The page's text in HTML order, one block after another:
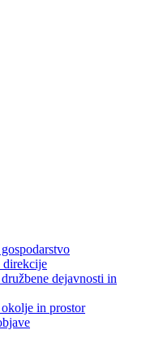
direkcije
dejavnosti in
in prostor